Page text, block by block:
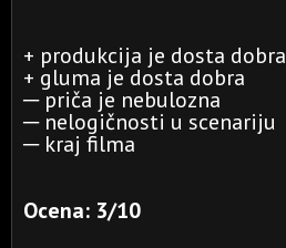
+ produkcija je dosta dobra
+ gluma je dosta dobra
─ priča je nebulozna
─ nelogičnosti u scenariju
─ kraj filma
Ocena: 3/10